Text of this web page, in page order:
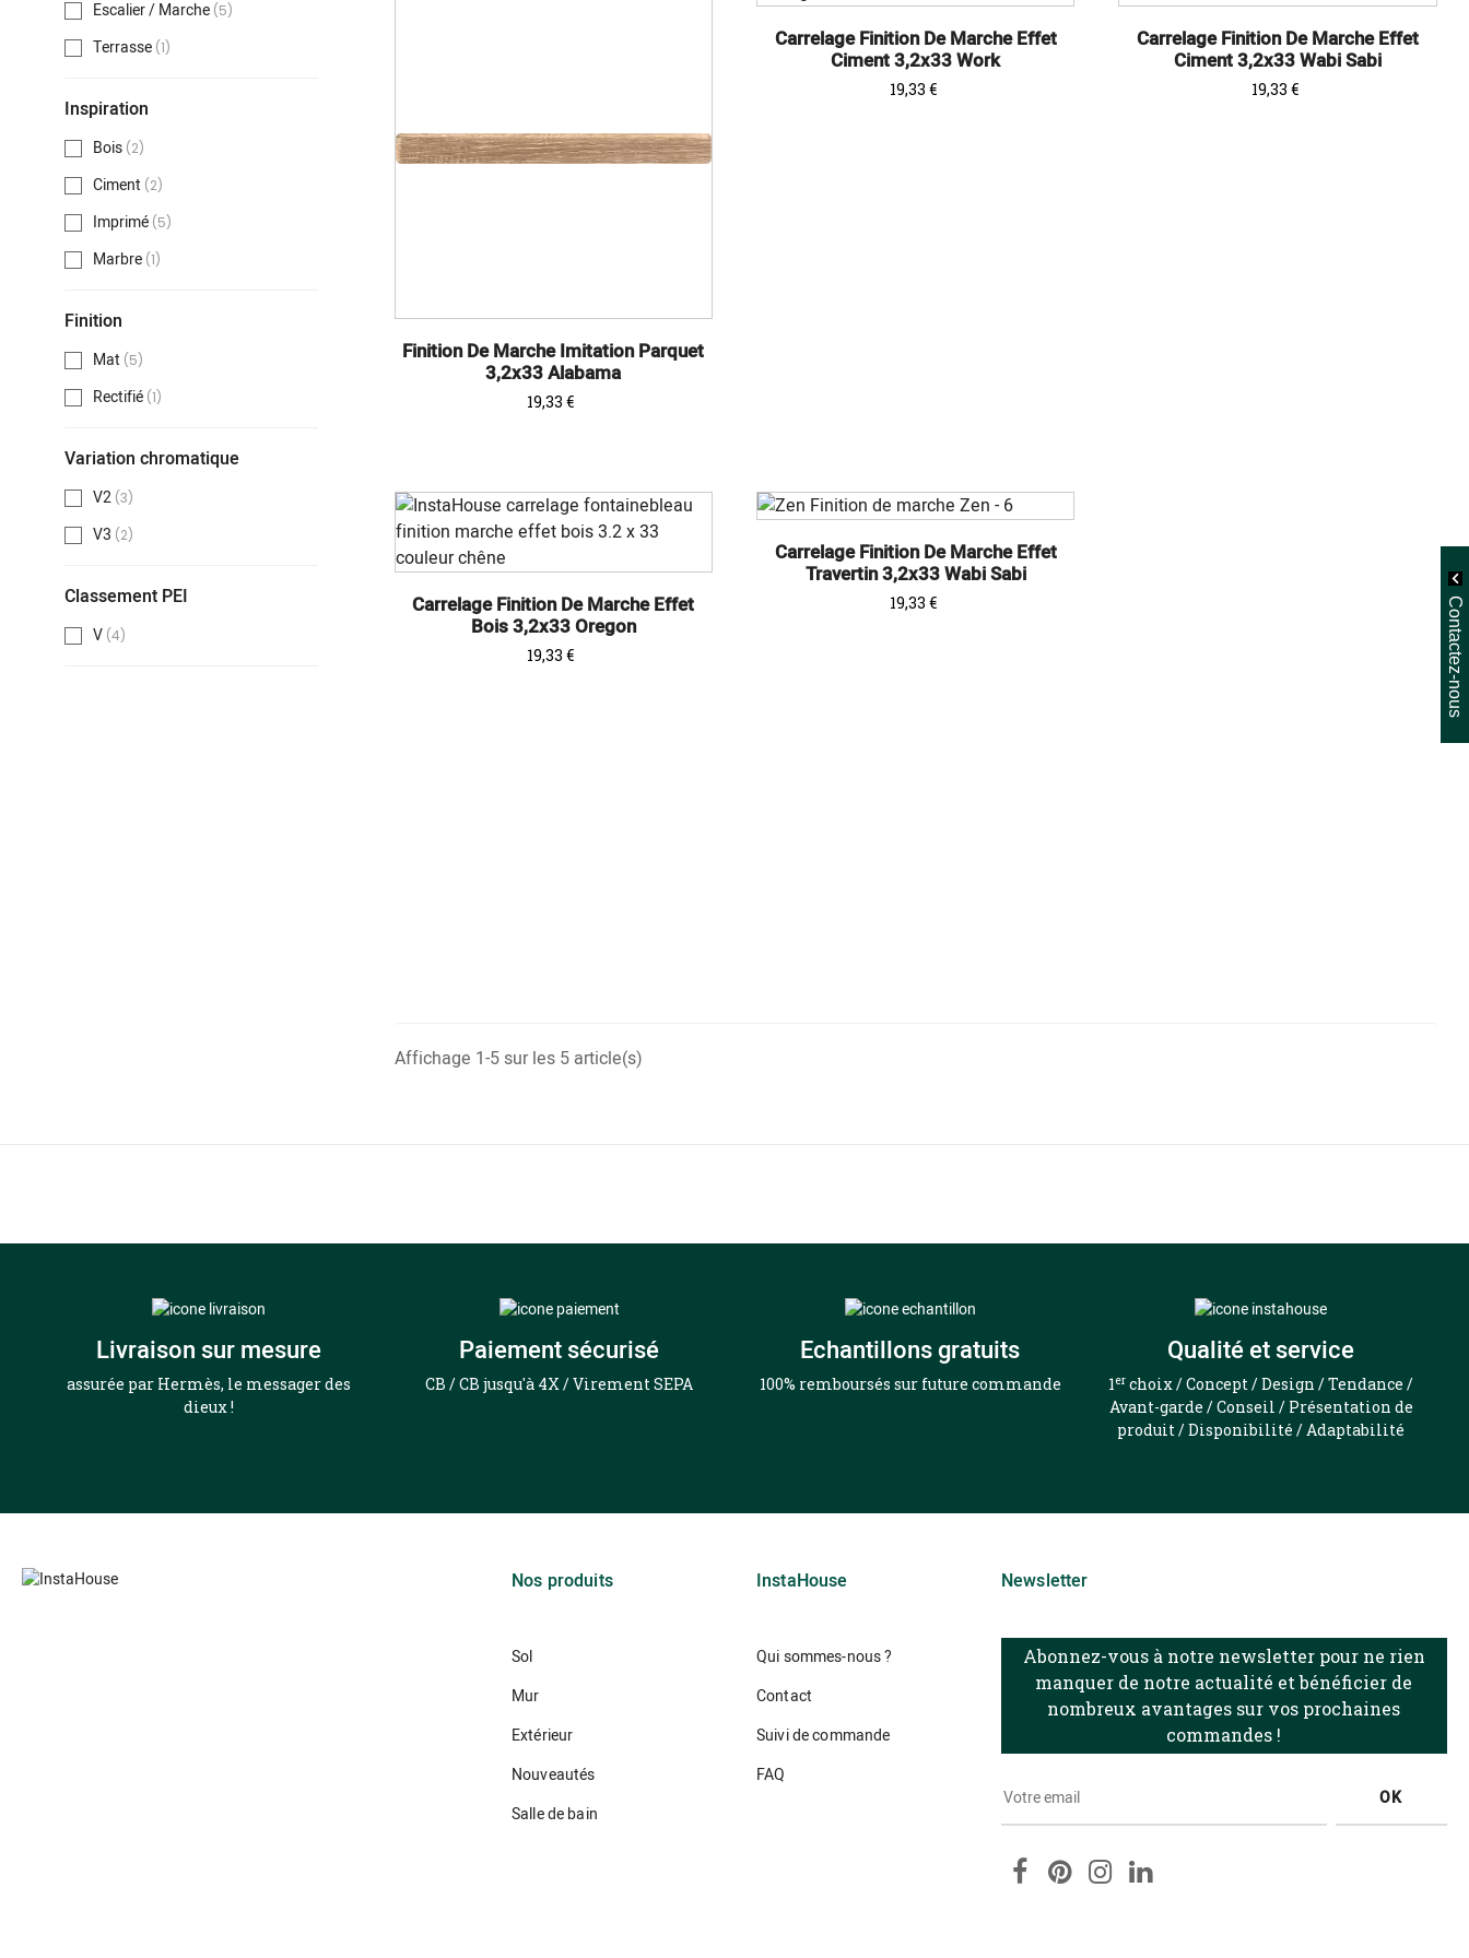
Escalier / Marche (5)
Terrasse (1)
Inspiration
Bois (2)
Ciment (2)
Imprimé (5)
Marbre (1)
Finition
Mat (5)
Rectifié (1)
Variation chromatique
V2 (3)
V3 (2)
Classement PEI
V (4)
Finition De Marche Imitation Parquet
3,2x33 Alabama
Prix
19,33 €
Carrelage Finition De Marche Effet
Ciment 3,2x33 Work
Prix
19,33 €
Carrelage Finition De Marche Effet
Ciment 3,2x33 Wabi Sabi
Prix
19,33 €
Carrelage Finition De Marche Effet
Bois 3,2x33 Oregon
Prix
19,33 €
Carrelage Finition De Marche Effet
Travertin 3,2x33 Wabi Sabi
Prix
19,33 €
Affichage 1-5 sur les 5 article(s)
Livraison sur mesure
assurée par Hermès, le messager des
dieux !
Paiement sécurisé
CB / CB jusqu'à 4X / Virement SEPA
Echantillons gratuits
100% remboursés sur future commande
Qualité et service
1er choix / Concept / Design / Tendance /
Avant-garde / Conseil / Présentation de
produit / Disponibilité / Adaptabilité
Nos produits
Sol
Mur
Extérieur
Nouveautés
Salle de bain
InstaHouse
Qui sommes-nous ?
Contact
Suivi de commande
FAQ
Newsletter
Abonnez-vous à notre newsletter pour ne rien
manquer de notre actualité et bénéficier de
nombreux avantages sur vos prochaines
commandes !
OK
FacebookPinterestInstagram
Contactez-nous